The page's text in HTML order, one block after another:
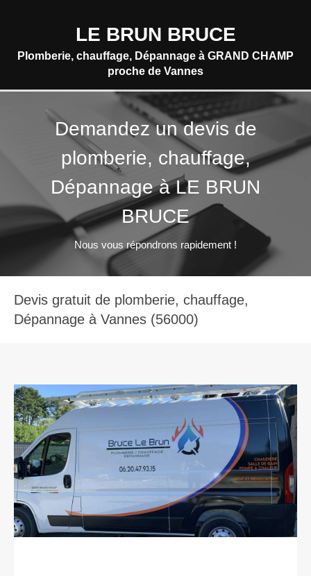
LE BRUN BRUCE
Plomberie, chauffage, Dépannage à GRAND CHAMP
proche de Vannes
Demandez un devis de
plomberie, chauffage,
Dépannage à LE BRUN
BRUCE
Nous vous répondrons rapidement !
Devis gratuit de plomberie, chauffage,
Dépannage à Vannes (56000)